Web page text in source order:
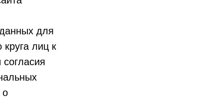
для
лиц к
о